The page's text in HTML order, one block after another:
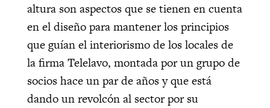
altura son aspectos que se tienen en cuenta
en el diseño para mantener los principios
que guían el interiorismo de los locales de
la firma Telelavo, montada por un grupo de
socios hace un par de años y que está
dando un revolcón al sector por su